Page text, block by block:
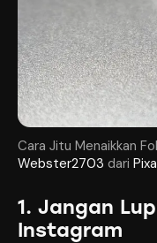
Cara Jitu Menaikkan
Webster2703 dari
1. Jangan
Instagram